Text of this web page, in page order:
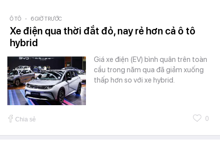
Ô TÔ - 6 GIỜ TRƯỚC
Xe điện qua thời đắt đỏ, nay rẻ hơn cả ô tô
hybrid
Giá xe điện (EV) bình quân trên toàn
cầu trong năm qua đã giảm xuống
thấp hơn so với xe hybrid.
Chia sẻ 0